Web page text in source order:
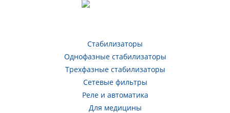
Стабилизаторы
Однофазные стабилизаторы
Трехфазные стабилизаторы
Сетевые фильтры
Реле и автоматика
Для медицины